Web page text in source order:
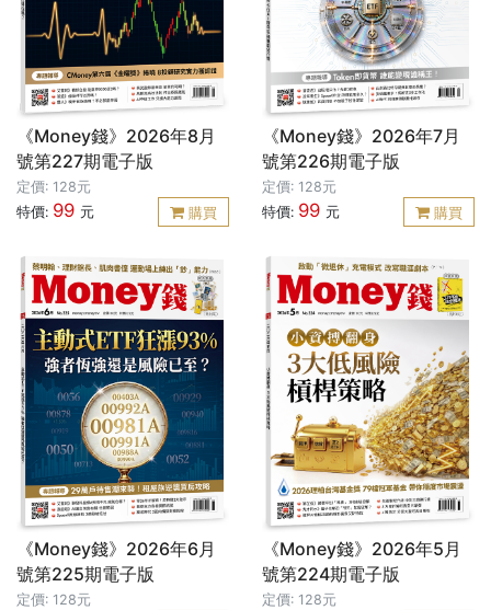
《Money錢》2026年8月
號第227期電子版
定價: 128元
特價: 99 元 購買
《Money錢》2026年7月
號第226期電子版
定價: 128元
特價: 99 元 購買
《Money錢》2026年6月
號第225期電子版
定價: 128元
《Money錢》2026年5月
號第224期電子版
定價: 128元